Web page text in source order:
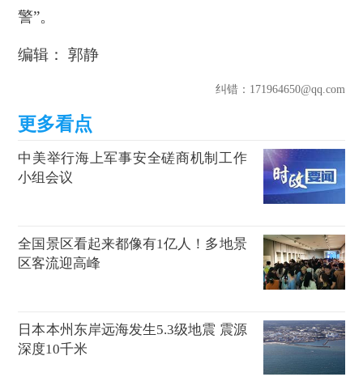
警”。
编辑： 郭静
纠错：171964650@qq.com
中美举行海上军事安全磋商机制工作
小组会议
全国景区看起来都像有1亿人！多地景
区客流迎高峰
日本本州东岸远海发生5.3级地震 震源
深度10千米